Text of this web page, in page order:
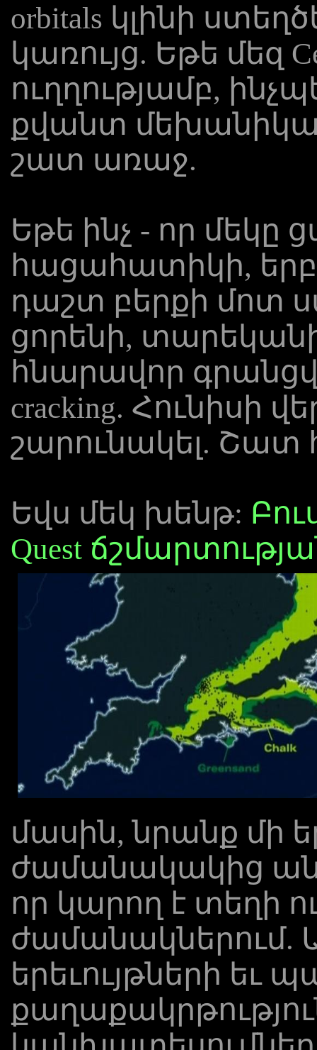
orbitals կլինի
կառույց. Եթե ​​մեզ
ուղղությամբ,
քվանտ
շատ առաջ.
Եթե ​​ինչ - որ մեկը
հացահատիկի,
դաշտ բերքի մոտ
ցորենի,
հնարավոր
cracking. Հունիսի
շարունակել. Շատ
Եվս մեկ խենթ:
Quest
մասին, նրանք մի
ժամանակակից
որ կարող է տեղի
ժամանակներում.
երեւույթների եւ